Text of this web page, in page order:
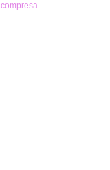
compresa.